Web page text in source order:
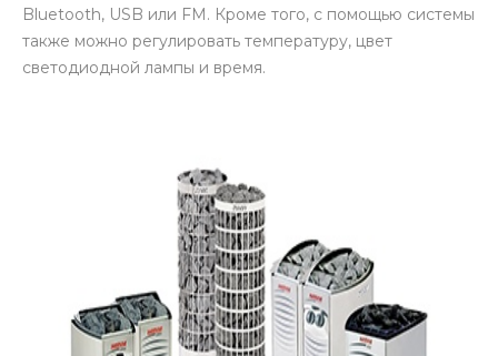
Bluetooth, USB или FM. Кроме того, с помощью системы
также можно регулировать температуру, цвет
светодиодной лампы и время.